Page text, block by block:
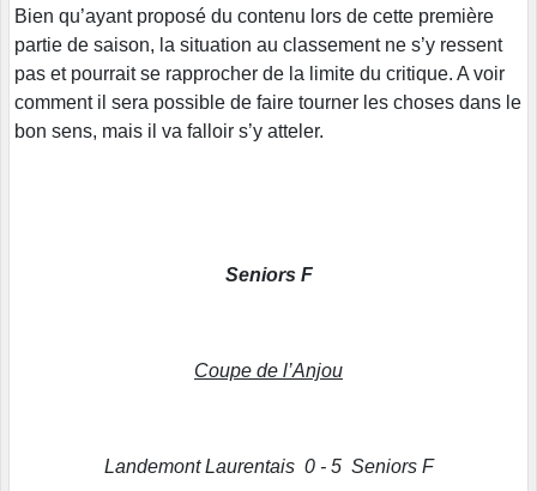
Bien qu’ayant proposé du contenu lors de cette première
partie de saison, la situation au classement ne s’y ressent
pas et pourrait se rapprocher de la limite du critique. A voir
comment il sera possible de faire tourner les choses dans le
bon sens, mais il va falloir s’y atteler.
Seniors F
Coupe de l’Anjou
Landemont Laurentais 0 - 5 Seniors F